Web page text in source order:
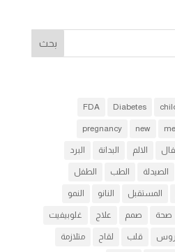
Diabetes
FDA
new
pregnancy
الالم البدانة البرد
الصيدلة الطب الطفل
المستقبل النانو النمو
صحة صمم علاج غلوبيفيت
قلب لقاح متلازمة